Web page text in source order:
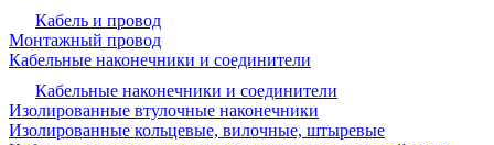
Кабель и провод
Монтажный провод
Кабельные наконечники и соединители
Кабельные наконечники и соединители
Изолированные втулочные наконечники
Изолированные кольцевые, вилочные, штыревые